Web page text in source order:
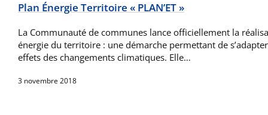
Plan Énergie Territoire « PLAN’ET »
La Communauté de communes lance officiellement la
énergie du territoire : une démarche permettant de
effets des changements climatiques. Elle…
3 novembre 2018